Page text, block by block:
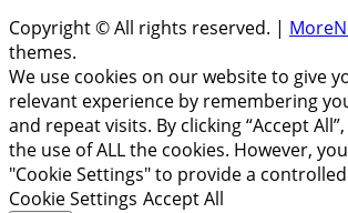
Copyright © All rights reserved. |
themes.
We use cookies on our website to give
relevant experience by remembering
and repeat visits. By clicking “Accept
the use of ALL the cookies. However,
"Cookie Settings" to provide a
Cookie Settings Accept All